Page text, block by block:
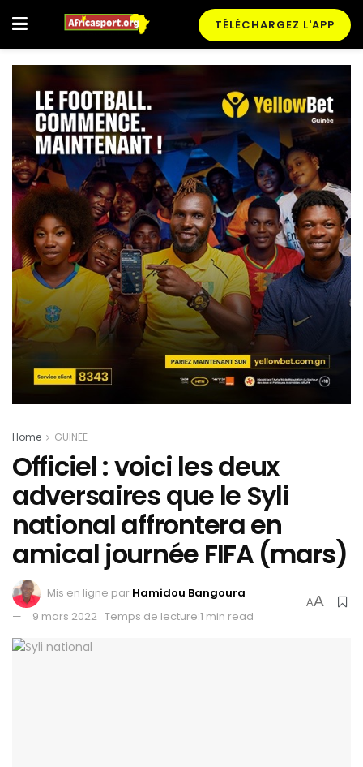
TÉLÉCHARGEZ L'APP
Home GUINEE
Officiel : voici les deux
adversaires que le Syli
national affrontera en
amical journée FIFA (mars)
Mis en ligne par Hamidou Bangoura
9 mars 2022 Temps de lecture:1 min read
AA